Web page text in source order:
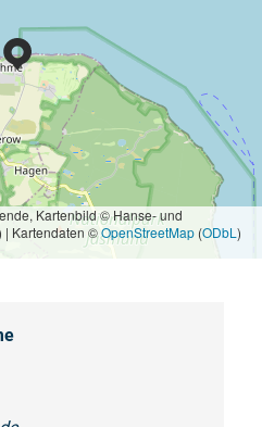
Kartenbild © Hanse- und
| Kartendaten ©OpenStreetMap (ODbL )